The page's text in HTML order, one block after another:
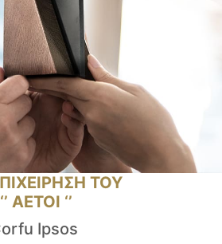
ΤΟΥ
ΑΕΤΟΙ ‘’
Ipsos